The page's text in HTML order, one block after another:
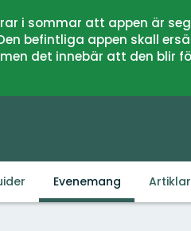
i sommar att appen är
befintliga appen skall
det innebär att den blir
Evenemang Artiklar